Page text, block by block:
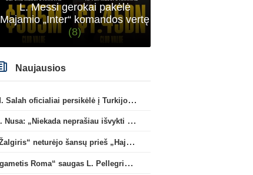
L. Messi gerokai pakėlė
Majamio „Inter“ komandos vertę
(8)
Naujausios
M. Salah oficialiai persikėlė į Turkijos ekipą „Trabzonspor“
A. Nusa: „Niekada neprašiau išvykti iš „RB Leipzig“ klubo“
„Žalgiris“ neturėjo šansų prieš „Hajduk“
Ilgametis Roma“ saugas L. Pellegrini dar metams liks šiame klube